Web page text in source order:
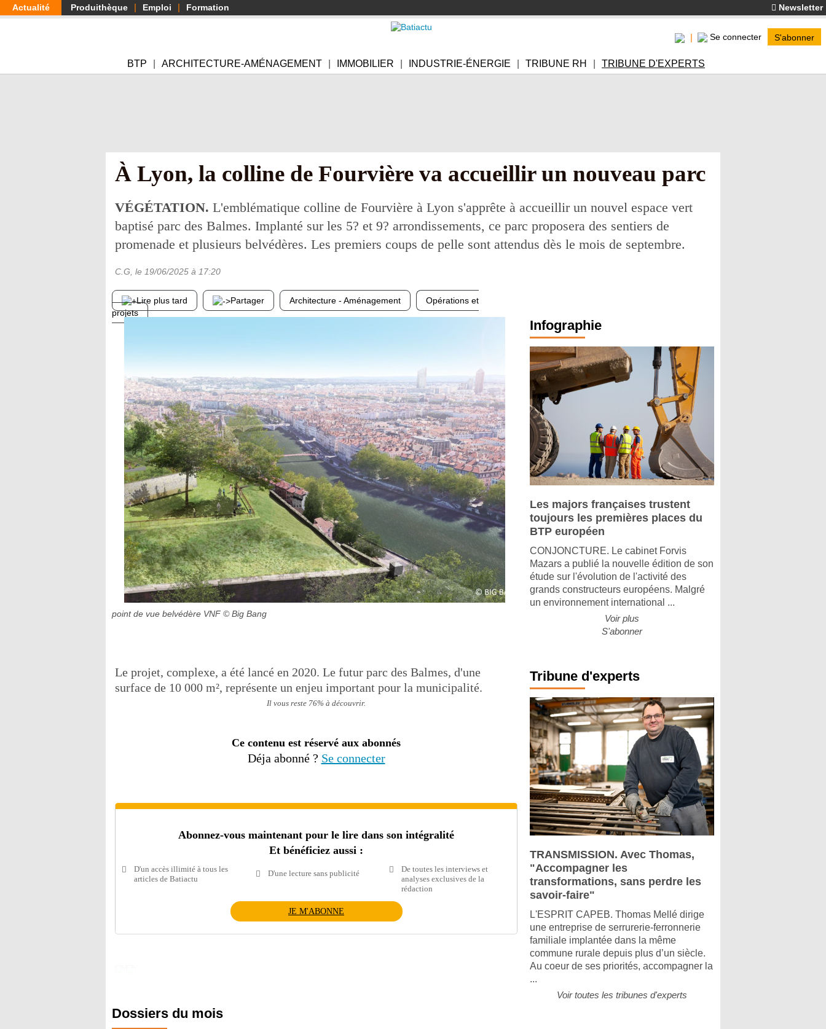
Aller
au
Actualité Produithèque Emploi Formation Newsletter
Se connecter S'abonner
BTP ARCHITECTURE-AMÉNAGEMENT IMMOBILIER INDUSTRIE-ÉNERGIE TRIBUNE RH TRIBUNE D'EXPERTS
À Lyon, la colline de Fourvière va accueillir un nouveau parc
VÉGÉTATION. L'emblématique colline de Fourvière à Lyon s'apprête à accueillir un nouvel espace vert
baptisé parc des Balmes. Implanté sur les 5? et 9? arrondissements, ce parc proposera des sentiers de
promenade et plusieurs belvédères. Les premiers coups de pelle sont attendus dès le mois de septembre.
C.G , le 19/06/2025 à 17:20
Lire plus tard Partager Architecture - Aménagement
Opérations et
projets
point de vue belvédère VNF © Big Bang
Le projet, complexe, a été lancé en 2020. Le futur parc des Balmes, d'une
surface de 10 000 m², représente un enjeu important pour la municipalité.
Il vous reste 76% à découvrir.
Ce contenu est réservé aux abonnés
Déja abonné ? Se connecter
Abonnez-vous maintenant pour le lire dans son intégralité
Et bénéficiez aussi :
D'un accès illimité à tous les
articles de Batiactu
D'une lecture sans publicité
De toutes les interviews et
analyses exclusives de la
rédaction
JE M'ABONNE
Dossiers du mois
Infographie
Les majors françaises trustent
toujours les premières places du
BTP européen
CONJONCTURE. Le cabinet Forvis
Mazars a publié la nouvelle édition de son
étude sur l'évolution de l'activité des
grands constructeurs européens. Malgré
un environnement international ...
Voir plus
S'abonner
Tribune d'experts
TRANSMISSION. Avec Thomas,
"Accompagner les
transformations, sans perdre les
savoir-faire"
L'ESPRIT CAPEB. Thomas Mellé dirige
une entreprise de serrurerie-ferronnerie
familiale implantée dans la même
commune rurale depuis plus d’un siècle.
Au coeur de ses priorités, accompagner la
...
Voir toutes les tribunes d'experts